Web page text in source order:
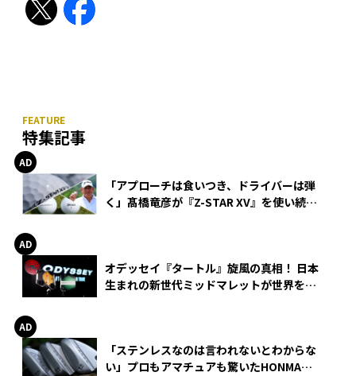
特集記事
「アプローチは食いつき、ドライバーは弾
く」髙橋竜彦が『Z-STAR XV』を使い続け
オデッセイ『タートル』旋風の真相！ 日本
生まれの新世代ミッドマレットが世界を席
「ステンレスなのは言われないとわからな
い」プロもアマチュアも驚いたHONMA